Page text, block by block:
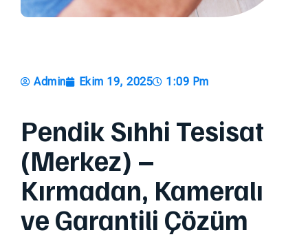
Admin Ekim 19, 2025 1:09 Pm
Pendik Sıhhi Tesisat
(Merkez) –
Kırmadan, Kameralı
ve Garantili Çözüm